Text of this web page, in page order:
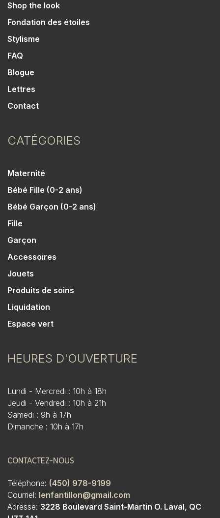
Shop the look
Fondation des étoiles
Stylisme
FAQ
Blogue
Lettres
Contact
CATÉGORIES
Maternité
Bébé Fille (0-2 ans)
Bébé Garçon (0-2 ans)
Fille
Garçon
Accessoires
Jouets
Produits de soins
Liquidation
Espace vert
HEURES D'OUVERTURE
Lundi - Mercredi : 10h à 18h
Jeudi - Vendredi : 10h à 21h
Samedi : 9h à 17h
Dimanche : 10h à 17h
CONTACTEZ-NOUS
Téléphone: (450) 978-9199
Courriel: lenfantillon@gmail.com
Adresse: 3228 Boulevard Saint-Martin O. Laval, QC